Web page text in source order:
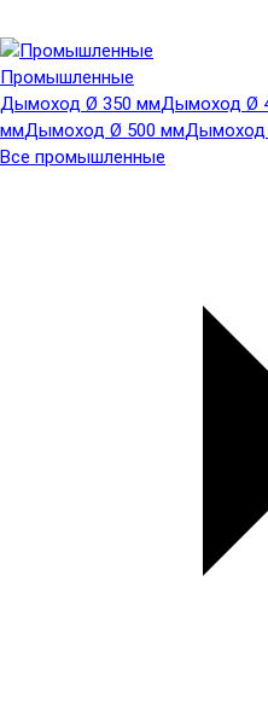
Промышленные
Дымоход Ø 350 ммДымоход Ø
ммДымоход Ø 500 ммДымоход
Все промышленные